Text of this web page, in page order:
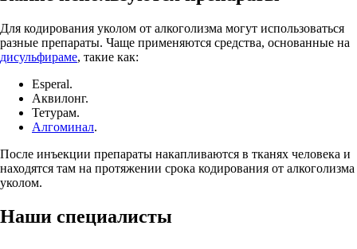
Для кодирования уколом от алкоголизма могут использоваться
разные препараты. Чаще применяются средства, основанные на
дисульфираме, такие как:
Esperal.
Аквилонг.
Тетурам.
Алгоминал.
После инъекции препараты накапливаются в тканях человека и
находятся там на протяжении срока кодирования от алкоголизма
уколом.
Наши специалисты